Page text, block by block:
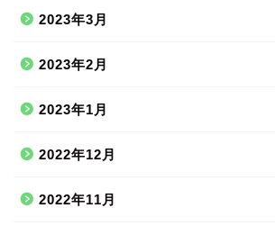
2023年3月
2023年2月
2023年1月
2022年12月
2022年11月